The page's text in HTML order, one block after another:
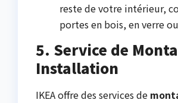
reste de votre intérieur,
portes en bois, en verre
5. Service de
Installation
IKEA offre des services de